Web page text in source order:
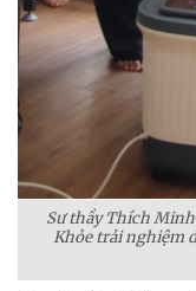
Sư thầy Thích
Khỏe trải nghiệm